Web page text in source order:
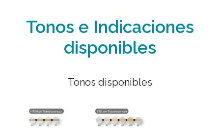
Tonos e Indicaciones
disponibles
Tonos disponibles